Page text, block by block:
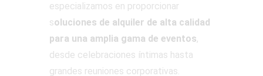
especializamos en proporcionar
soluciones de alquiler de alta calidad
para una amplia gama de eventos,
desde celebraciones íntimas hasta
grandes reuniones corporativas.